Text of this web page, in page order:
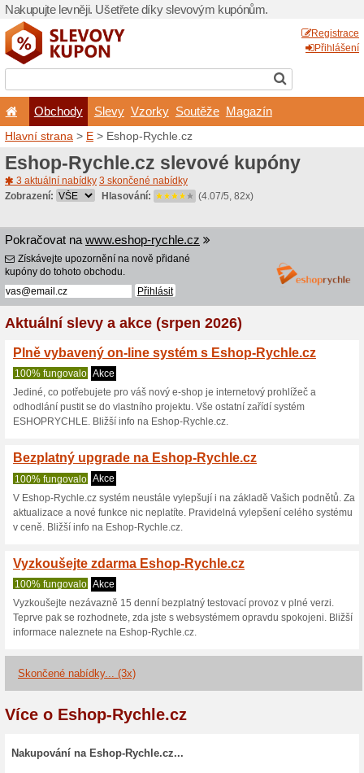
Nakupujte levněji.
Obchody Slevy
Hlavní strana>E > Eshop-
Eshop-
3 aktuální nabídky 3
Zobrazení:
Pokračovat na
Získávejte upozornění na
kupóny do tohoto obchodu.